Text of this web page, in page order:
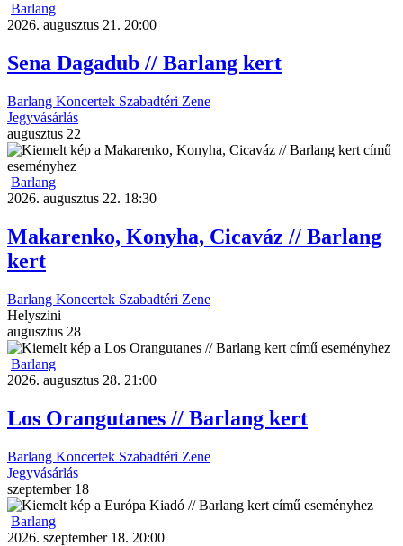
Barlang
2026. augusztus 21. 20:00
Sena Dagadub // Barlang kert
Barlang Koncertek Szabadtéri Zene
Jegyvásárlás
augusztus 22
Barlang
2026. augusztus 22. 18:30
Makarenko, Konyha, Cicaváz // Barlang
kert
Barlang Koncertek Szabadtéri Zene
Helyszini
augusztus 28
Barlang
2026. augusztus 28. 21:00
Los Orangutanes // Barlang kert
Barlang Koncertek Szabadtéri Zene
Jegyvásárlás
szeptember 18
Barlang
2026. szeptember 18. 20:00